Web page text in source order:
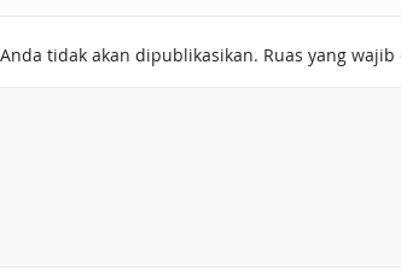
tidak akan dipublikasikan. Ruas yang